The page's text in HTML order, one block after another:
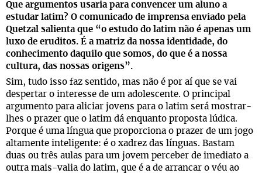
Que argumentos usaria para convencer um aluno a
estudar latim? O comunicado de imprensa enviado pela
Quetzal salienta que “o estudo do latim não é apenas um
luxo de eruditos. É a matriz da nossa identidade, do
conhecimento daquilo que somos, do que é a nossa
cultura, das nossas origens”.
Sim, tudo isso faz sentido, mas não é por aí que se vai
despertar o interesse de um adolescente. O principal
argumento para aliciar jovens para o latim será mostrar-
lhes o prazer que o latim dá enquanto proposta lúdica.
Porque é uma língua que proporciona o prazer de um jogo
altamente inteligente: é o xadrez das línguas. Bastam
duas ou três aulas para um jovem perceber de imediato a
outra mais-valia do latim, que é a de arrancar o véu ao